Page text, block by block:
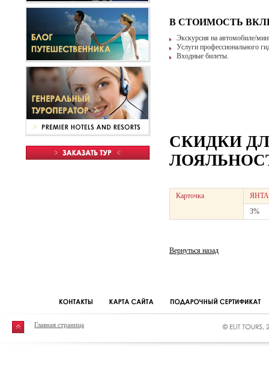
В СТОИМОСТЬ
Экскурсия на автомобиле/
Услуги профессионального
Входные билеты.
СКИДКИ
Карточка
3%
Вернуться назад
Главная страница